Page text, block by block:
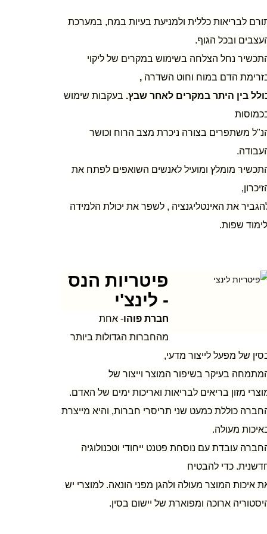
לבריאות כללית ולמניעת בעיות במח, במערכת
ובכל הגוף.
נחל הצלחה בשימוש במקרים של ליקוי
הדם במוח וחוט השדרה ,
בין היתר במקרים לאחר שבץ. בעקבות שימוש
משתפרים בצורה ניכרת מצב הרוח וכושר
מומלץ ומועיל לאנשים השואפים לפתח את
את האינטליגנציה , לשפר את יכולת הלמידה
שפות.
פיטריות הנס
- לינצ'י
חברת פוהו- אחת
מהחברות הגדולות ביותר
של מפעל לייצור מדעי,
בעיקר בשיפור המוצר וייצור של
מזון בריאים לבריאות ואריכות ימים של האדם.
כוללת כמעט שני תריסרי חברות, והיא מייצרת
מעולה.
עובדת עם נוסחת פטנט ייחודי וטכנולוגיה
כדי להבטיח
איכות המוצר מעולה ולהגן מפני הונאה. למוצרי יש
ארוכה ומפוארת של יישום בסין.